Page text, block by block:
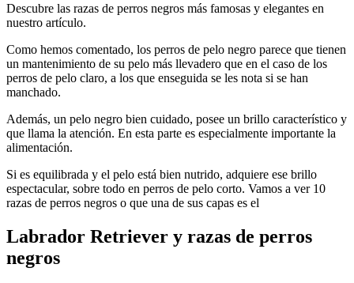
Descubre las razas de perros negros más famosas y elegantes en
nuestro artículo.
Como hemos comentado, los perros de pelo negro parece que tienen
un mantenimiento de su pelo más llevadero que en el caso de los
perros de pelo claro, a los que enseguida se les nota si se han
manchado.
Además, un pelo negro bien cuidado, posee un brillo característico y
que llama la atención. En esta parte es especialmente importante la
alimentación.
Si es equilibrada y el pelo está bien nutrido, adquiere ese brillo
espectacular, sobre todo en perros de pelo corto. Vamos a ver 10
razas de perros negros o que una de sus capas es el
Labrador Retriever y razas de perros
negros